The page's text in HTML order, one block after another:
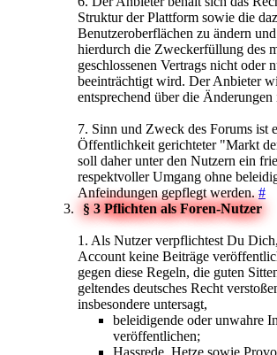
Struktur der Plattform sowie die
Benutzeroberflächen zu ändern
hierdurch die Zweckerfüllung des
geschlossenen Vertrags nicht oder
beeinträchtigt wird. Der Anbieter
entsprechend über die
7. Sinn und Zweck des Forums ist
Öffentlichkeit gerichteter "Markt
soll daher unter den Nutzern ein
respektvoller Umgang ohne
Anfeindungen gepflegt werden. #
§ 3 Pflichten als Foren-Nutzer
1. Als Nutzer verpflichtest Du
Account keine Beiträge
gegen diese Regeln, die guten
geltendes deutsches Recht
insbesondere untersagt,
beleidigende oder unwahre
veröffentlichen;